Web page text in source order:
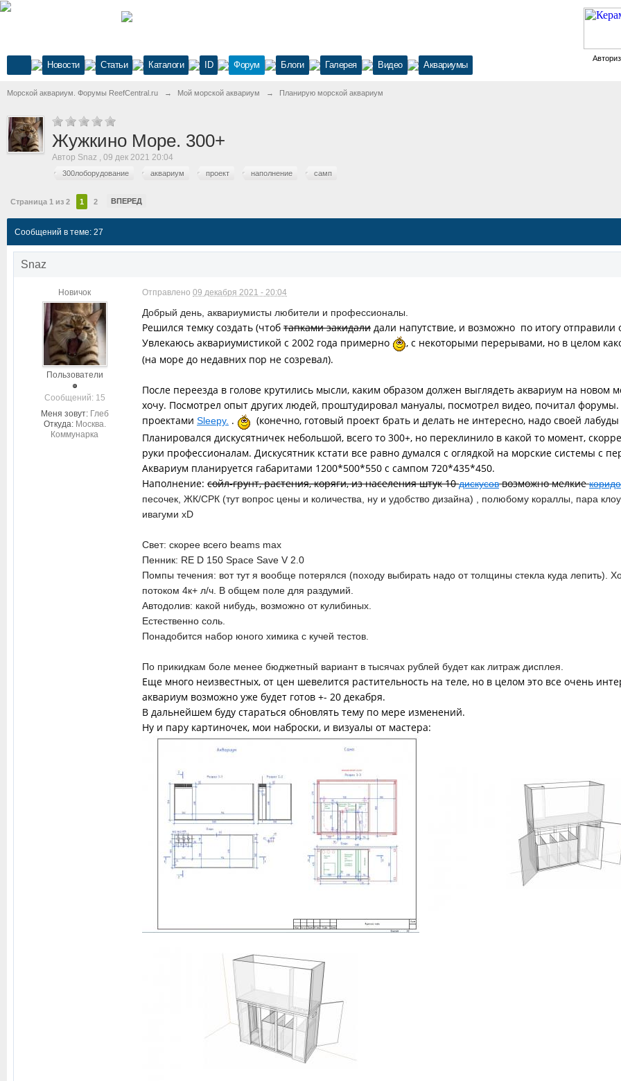
Новости Статьи Каталоги ID Форум Блоги Галерея Видео Аквариумы
Морской аквариум. Форумы ReefCentral.ru → Мой морской аквариум → Планирую морской аквариум
Жужкино Море. 300+
Автор Snaz , 09 дек 2021 20:04
300лоборудование аквариум проект наполнение самп
Страница 1 из 2 1 2 ВПЕРЕД
Сообщений в теме: 27
Snaz
Новичок
Пользователи
Cообщений: 15
Меня зовут: Глеб
Откуда: Москва.
Коммунарка
Отправлено 09 декабря 2021 - 20:04
Добрый день, аквариумисты любители и профессионалы.
Решился темку создать (чтоб тапками закидали дали напутствие, и возможно по итогу отправили
Увлекаюсь аквариумистикой с 2002 года примерно
, с некоторыми перерывами, но в целом
(на море до недавних пор не созревал).
После переезда в голове крутились мысли, каким образом должен выглядеть аквариум на новом
хочу. Посмотрел опыт других людей, проштудировал мануалы, посмотрел видео, почитал
проектами Sleepy. .
(конечно, готовый проект брать и делать не интересно, надо своей
Планировался дискусятничек небольшой, всего то 300+, но переклинило в какой то момент,
руки профессионалам. Дискусятник кстати все равно думался с оглядкой на морские системы с
Аквариум планируется габаритами 1200*500*550 с сампом 720*435*450.
Наполнение: сойл-грунт, растения, коряги, из населения штук 10дискусоввозможно мелкие
песочек, ЖК/СРК (тут вопрос цены и количества, ну и удобство дизайна) , полюбому кораллы, пара
ивагуми xD
Свет: скорее всего beams max
Пенник: RE D 150 Space Save V 2.0
Помпы течения: вот тут я вообще потерялся (походу выбирать надо от толщины стекла куда лепить).
потоком 4к+ л/ч. В общем поле для раздумий.
Автодолив: какой нибудь, возможно от кулибиных.
Естественно соль.
Понадобится набор юного химика с кучей тестов.
По прикидкам боле менее бюджетный вариант в тысячах рублей будет как литраж дисплея.
Еще много неизвестных, от цен шевелится растительность на теле, но в целом это все очень
аквариум возможно уже будет готов +- 20 декабря.
В дальнейшем буду стараться обновлять тему по мере изменений.
Ну и пару картиночек, мои наброски, и визуалы от мастера: